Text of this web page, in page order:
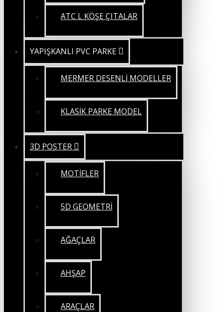
ATC L KÖŞE ÇITALAR
YAPIŞKANLI PVC PARKE
MERMER DESENLİ MODELLER
KLASİK PARKE MODEL
3D POSTER
MOTİFLER
5D GEOMETRİ
AĞAÇLAR
AHŞAP
ARAÇLAR